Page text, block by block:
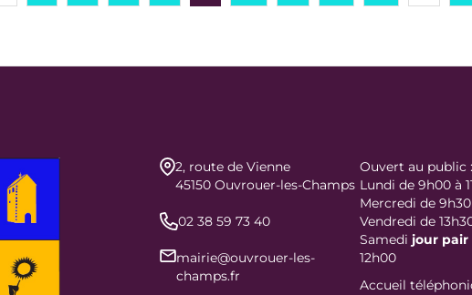
2, route de Vienne
45150 Ouvrouer-les-Champs
02 38 59 73 40
mairie@ouvrouer-les-
champs.fr
Ouvert au public :
Lundi de 9h00 à
Mercredi de 9h30
Vendredi de
Samedi jour
12h00
Accueil